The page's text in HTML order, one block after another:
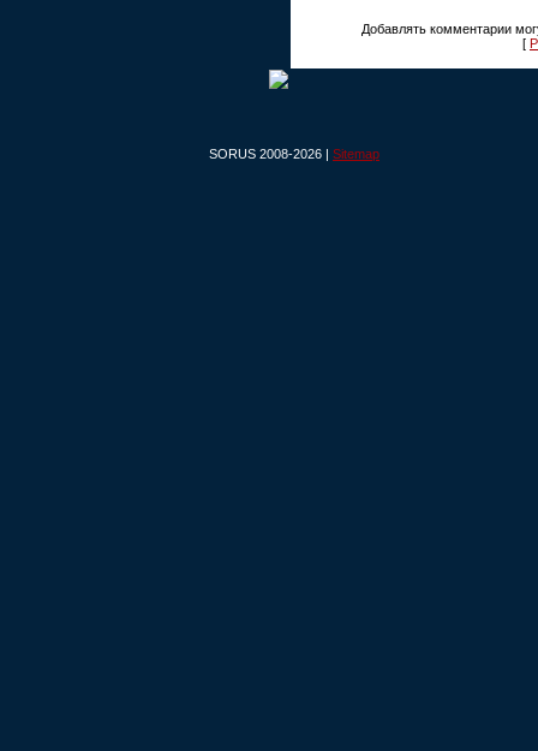
Добавлять комментарии
[
SORUS 2008-2026 | Sitemap